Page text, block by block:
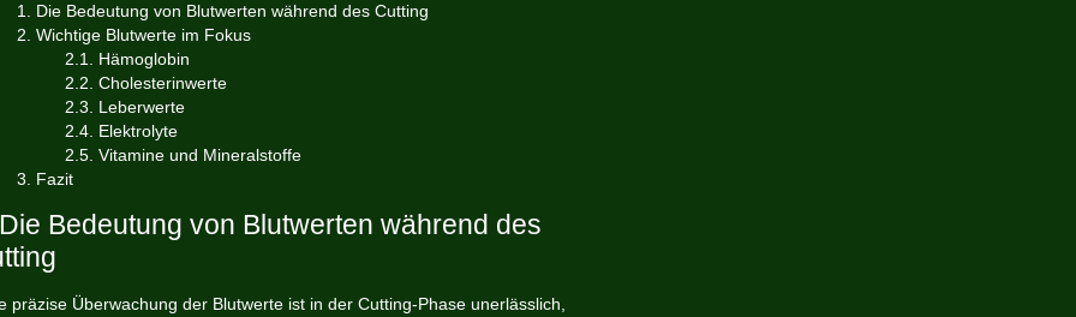
1. Die Bedeutung von Blutwerten während des Cutting
2. Wichtige Blutwerte im Fokus
2.1. Hämoglobin
2.2. Cholesterinwerte
2.3. Leberwerte
2.4. Elektrolyte
2.5. Vitamine und Mineralstoffe
3. Fazit
Bedeutung von Blutwerten während des
präzise Überwachung der Blutwerte ist in der Cutting-Phase unerlässlich,